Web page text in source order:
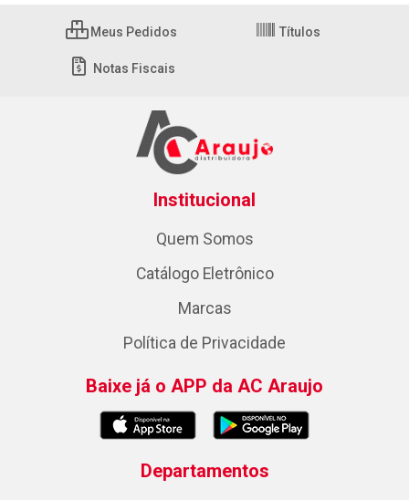
Meus Pedidos Títulos
Notas Fiscais
Institucional
Quem Somos
Catálogo Eletrônico
Marcas
Política de Privacidade
Baixe já o APP da AC Araujo
Departamentos